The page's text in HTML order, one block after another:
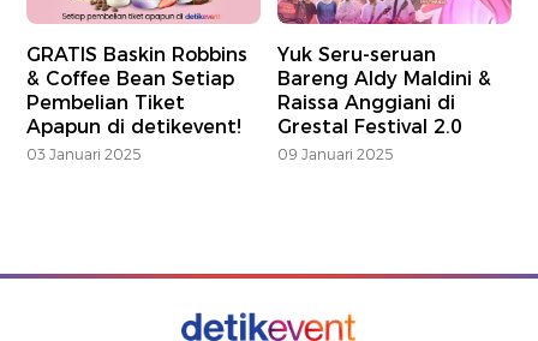
GRATIS Baskin Robbins
& Coffee Bean Setiap
Pembelian Tiket
Apapun di detikevent!
03 Januari 2025
Yuk Seru-seruan
Bareng Aldy Maldini &
Raissa Anggiani di
Grestal Festival 2.0
09 Januari 2025